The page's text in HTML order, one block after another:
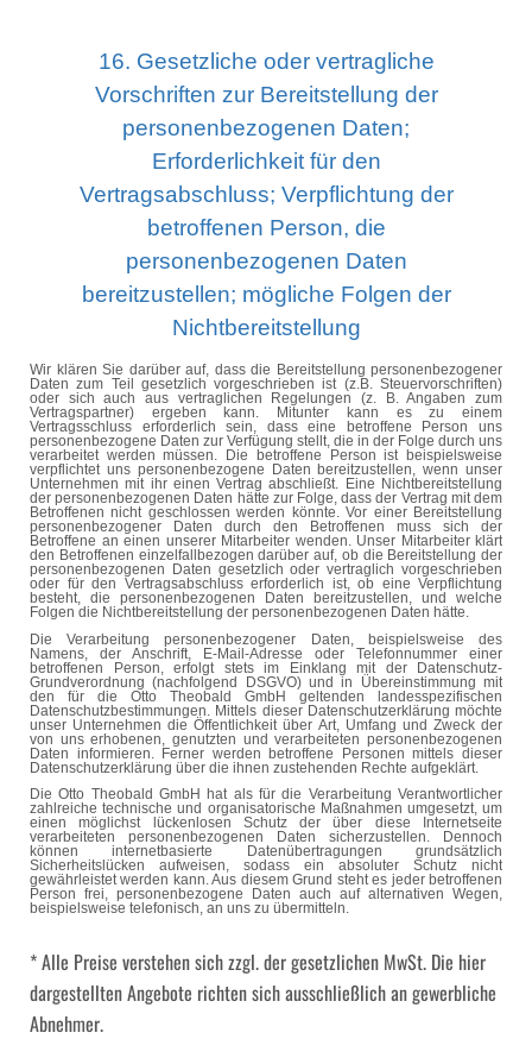
16. Gesetzliche oder vertragliche
Vorschriften zur Bereitstellung der
personenbezogenen Daten;
Erforderlichkeit für den
Vertragsabschluss; Verpflichtung der
betroffenen Person, die
personenbezogenen Daten
bereitzustellen; mögliche Folgen der
Nichtbereitstellung
Wir klären Sie darüber auf, dass die Bereitstellung personenbezogener
Daten zum Teil gesetzlich vorgeschrieben ist (z.B. Steuervorschriften)
oder sich auch aus vertraglichen Regelungen (z. B. Angaben zum
Vertragspartner) ergeben kann. Mitunter kann es zu einem
Vertragsschluss erforderlich sein, dass eine betroffene Person uns
personenbezogene Daten zur Verfügung stellt, die in der Folge durch uns
verarbeitet werden müssen. Die betroffene Person ist beispielsweise
verpflichtet uns personenbezogene Daten bereitzustellen, wenn unser
Unternehmen mit ihr einen Vertrag abschließt. Eine Nichtbereitstellung
der personenbezogenen Daten hätte zur Folge, dass der Vertrag mit dem
Betroffenen nicht geschlossen werden könnte. Vor einer Bereitstellung
personenbezogener Daten durch den Betroffenen muss sich der
Betroffene an einen unserer Mitarbeiter wenden. Unser Mitarbeiter klärt
den Betroffenen einzelfallbezogen darüber auf, ob die Bereitstellung der
personenbezogenen Daten gesetzlich oder vertraglich vorgeschrieben
oder für den Vertragsabschluss erforderlich ist, ob eine Verpflichtung
besteht, die personenbezogenen Daten bereitzustellen, und welche
Folgen die Nichtbereitstellung der personenbezogenen Daten hätte.
Die Verarbeitung personenbezogener Daten, beispielsweise des
Namens, der Anschrift, E-Mail-Adresse oder Telefonnummer einer
betroffenen Person, erfolgt stets im Einklang mit der Datenschutz-
Grundverordnung (nachfolgend DSGVO) und in Übereinstimmung mit
den für die Otto Theobald GmbH geltenden landesspezifischen
Datenschutzbestimmungen. Mittels dieser Datenschutzerklärung möchte
unser Unternehmen die Öffentlichkeit über Art, Umfang und Zweck der
von uns erhobenen, genutzten und verarbeiteten personenbezogenen
Daten informieren. Ferner werden betroffene Personen mittels dieser
Datenschutzerklärung über die ihnen zustehenden Rechte aufgeklärt.
Die Otto Theobald GmbH hat als für die Verarbeitung Verantwortlicher
zahlreiche technische und organisatorische Maßnahmen umgesetzt, um
einen möglichst lückenlosen Schutz der über diese Internetseite
verarbeiteten personenbezogenen Daten sicherzustellen. Dennoch
können internetbasierte Datenübertragungen grundsätzlich
Sicherheitslücken aufweisen, sodass ein absoluter Schutz nicht
gewährleistet werden kann. Aus diesem Grund steht es jeder betroffenen
Person frei, personenbezogene Daten auch auf alternativen Wegen,
beispielsweise telefonisch, an uns zu übermitteln.
* Alle Preise verstehen sich zzgl. der gesetzlichen MwSt. Die hier
dargestellten Angebote richten sich ausschließlich an gewerbliche
Abnehmer.